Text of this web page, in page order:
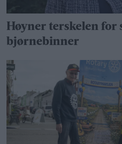
Høyner terskelen for
bjørnebinner